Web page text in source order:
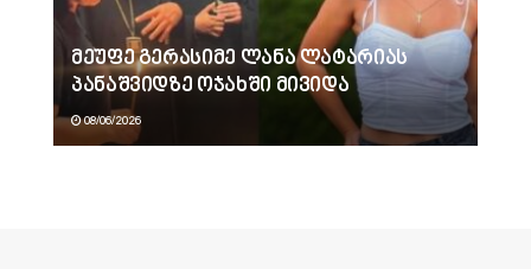
მეუფე გერასიმე ლანა ლატარიას
პანაშვიდზე ოჯახში მივიდა
08/06/2026